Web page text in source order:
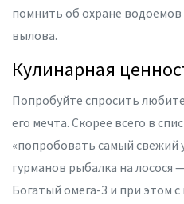
помнить об охране
вылова.
Кулинарная
Попробуйте спросить
его мечта. Скорее всего в
«попробовать самый свежий
гурманов рыбалка на лосося
Богатый омега-3 и при этом